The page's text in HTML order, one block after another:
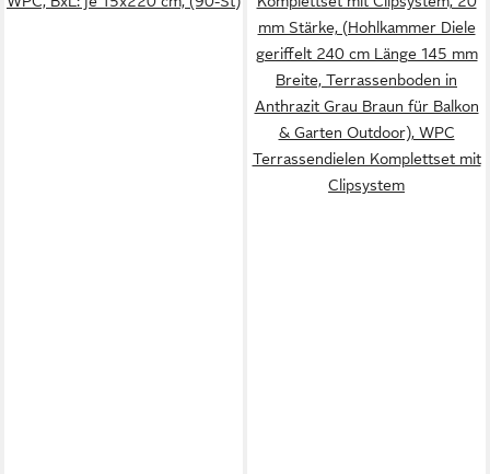
mm Stärke, (Hohlkammer Diele
geriffelt 240 cm Länge 145 mm
Breite, Terrassenboden in
Anthrazit Grau Braun für Balkon
& Garten Outdoor), WPC
Terrassendielen Komplettset mit
Clipsystem